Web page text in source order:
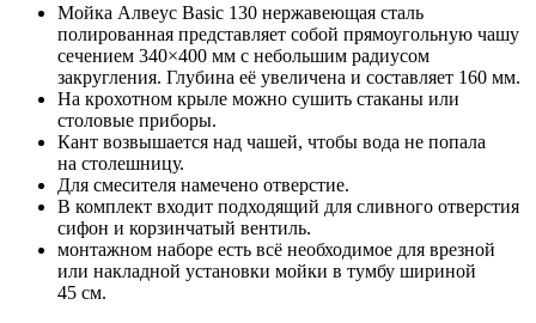
Мойка Алвеус Basic 130 нержавеющая сталь
полированная представляет собой прямоугольную чашу
сечением 340×400 мм с небольшим радиусом
закругления. Глубина её увеличена и составляет 160 мм.
На крохотном крыле можно сушить стаканы или
столовые приборы.
Кант возвышается над чашей, чтобы вода не попала
на столешницу.
Для смесителя намечено отверстие.
В комплект входит подходящий для сливного отверстия
сифон и корзинчатый вентиль.
монтажном наборе есть всё необходимое для врезной
или накладной установки мойки в тумбу шириной
45 см.